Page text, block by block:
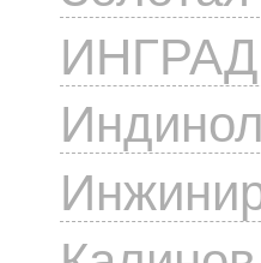
ИНГРАД
Индинол